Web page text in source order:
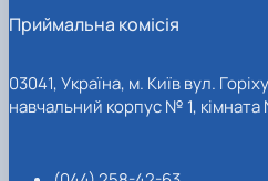
Приймальна комісія
03041, Україна, м. Київ вул.
навчальний корпус № 1,